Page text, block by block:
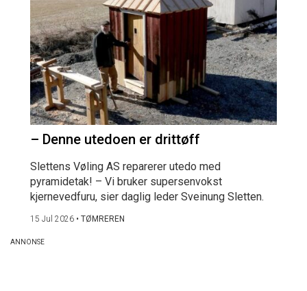
– Denne utedoen er drittøff
Slettens Vøling AS reparerer utedo med
pyramidetak! – Vi bruker supersenvokst
kjernevedfuru, sier daglig leder Sveinung Sletten.
15 Jul 2026 • TØMREREN